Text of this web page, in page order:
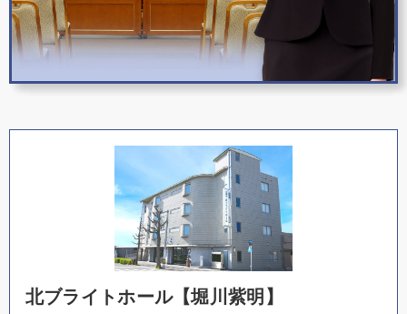
北ブライトホール【堀川紫明】